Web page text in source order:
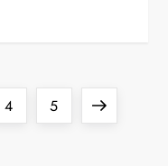
Page
4 Page
5
Next